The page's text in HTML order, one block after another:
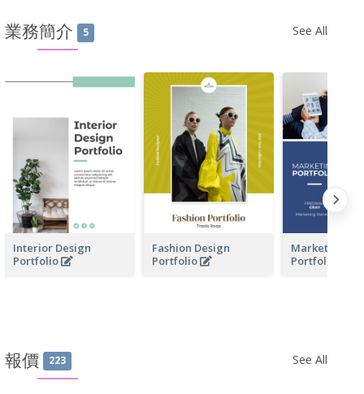
業務簡介 5 See All
Interior Design
Portfolio
Fashion Design
Portfolio
Marketing
Portfolio
報價 223 See All